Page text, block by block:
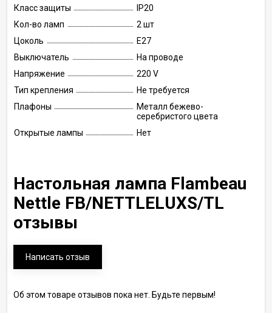
Класс защиты
IP20
Кол-во ламп
2 шт
Цоколь
E27
Выключатель
На проводе
Напряжение
220 V
Тип крепления
Не требуется
Плафоны
Металл бежево-
серебристого цвета
Открытые лампы
Нет
Настольная лампа Flambeau
Nettle FB/NETTLELUXS/TL
отзывы
Написать отзыв
Об этом товаре отзывов пока нет. Будьте первым!